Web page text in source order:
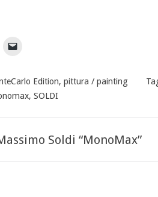
Edition, pittura / painting
, SOLDI
Soldi “MonoMax”